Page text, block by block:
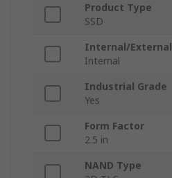
Product Type
SSD
Internal/External
Internal
Industrial Grade
Yes
Form Factor
2.5 in
NAND Type